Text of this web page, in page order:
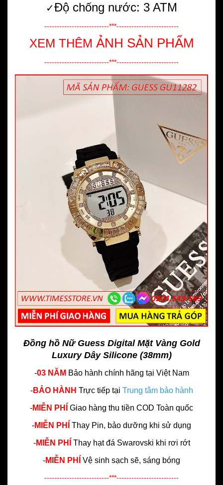
✓Độ chống nước: 3 ATM
--------------------------***-------------------------
XEM THÊM ẢNH SẢN PHẨM
--------------------------***-------------------------
Đồng hồ Nữ Guess Digital Mặt Vàng Gold
Luxury Dây Silicone (38mm)
-03 NĂM Bảo hành chính hãng tại Việt Nam
-BẢO HÀNH Trực tiếp tại Trung tâm bảo hành
-MIỄN PHÍ Giao hàng thu tiền COD Toàn quốc
-MIỄN PHÍ Thay Pin, bảo dưỡng khi sử dụng
-MIỄN PHÍ Thay hạt đá Swarovski khi rơi rớt
-MIỄN PHÍ Vệ sinh sạch sẽ, sáng bóng
--------------------------***-------------------------